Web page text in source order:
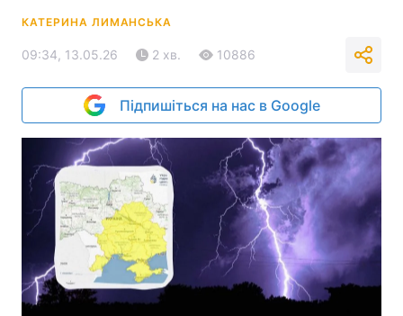
КАТЕРИНА ЛИМАНСЬКА
09:34, 13.05.26 2 хв. 10886
Підпишіться на нас в Google